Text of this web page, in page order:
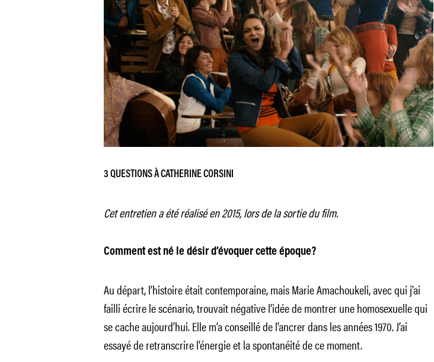
3 QUESTIONS À CATHERINE CORSINI
Cet entretien a été réalisé en 2015, lors de la sortie du film.
Comment est né le désir d’évoquer cette époque?
Au départ, l’histoire était contemporaine, mais Marie Amachoukeli, avec qui j’ai
failli écrire le scénario, trouvait négative l’idée de montrer une homosexuelle qui
se cache aujourd’hui. Elle m’a conseillé de l’ancrer dans les années 1970. J’ai
essayé de retranscrire l’énergie et la spontanéité de ce moment.